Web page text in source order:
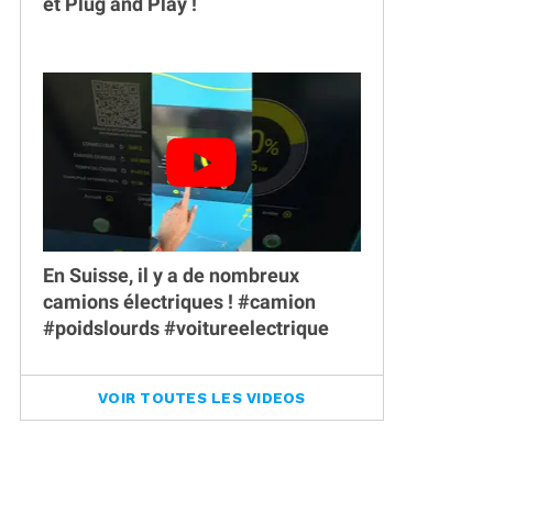
En Suisse, il y a de nombreux
camions électriques ! #camion
#poidslourds #voitureelectrique
VOIR TOUTES LES VIDEOS